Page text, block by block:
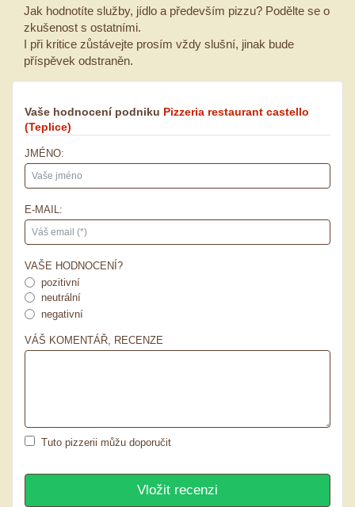
Jak hodnotíte služby, jídlo a především pizzu? Podělte se o
zkušenost s ostatními.
I při kritice zůstávejte prosím vždy slušní, jinak bude
příspěvek odstraněn.
Vaše hodnocení podniku Pizzeria restaurant castello
(Teplice)
JMÉNO:
E-MAIL:
VAŠE HODNOCENÍ?
pozitivní
neutrální
negativní
VÁŠ KOMENTÁŘ, RECENZE
Tuto pizzerii můžu doporučit